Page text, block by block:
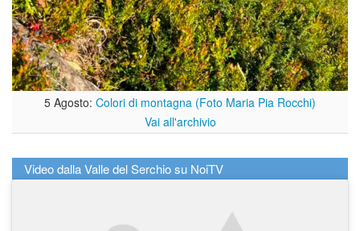
5 Agosto: Colori di montagna (Foto Maria Pia Rocchi)
Vai all'archivio
Video dalla Valle del Serchio su NoiTV